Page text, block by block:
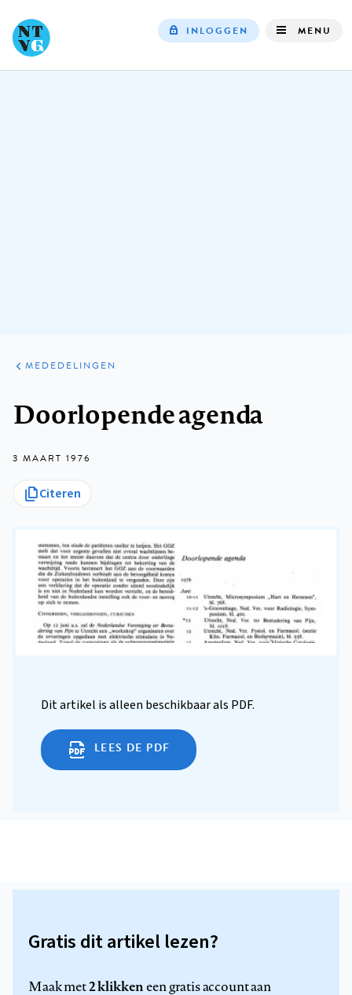
INLOGGEN MENU
ARTIKELEN
VARIA
MEDEDELINGEN
Doorlopende agenda
3 MAART 1976
Citeren
Dit artikel is alleen beschikbaar als PDF.
LEES DE PDF
Gratis dit artikel lezen?
Maak met2 klikkeneen gratis account aan